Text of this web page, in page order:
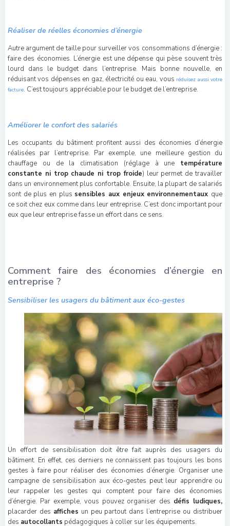
Réaliser de réelles économies d’énergie
Autre argument de taille pour surveiller vos consommations d’énergie :
faire des économies. L’énergie est une dépense qui pèse souvent très
lourd dans le budget dans l’entreprise. Mais bonne nouvelle, en
réduisant vos dépenses en gaz, électricité ou eau, vous réduisez aussi votre
facture. C’est toujours appréciable pour le budget de l’entreprise.
Améliorer le confort des salariés
Les occupants du bâtiment profitent aussi des économies d’énergie
réalisées par l’entreprise. Par exemple, une meilleure gestion du
chauffage ou de la climatisation (réglage à une température
constante ni trop chaude ni trop froide) leur permet de travailler
dans un environnement plus confortable. Ensuite, la plupart de salariés
sont de plus en plus sensibles aux enjeux environnementaux que
ce soit chez eux comme dans leur entreprise. C’est donc important pour
eux que leur entreprise fasse un effort dans ce sens.
Comment faire des économies d’énergie en
entreprise ?
Sensibiliser les usagers du bâtiment aux éco-gestes
Un effort de sensibilisation doit être fait auprès des usagers du
bâtiment. En effet, ces derniers ne connaissent pas toujours les bons
gestes à faire pour réaliser des économies d’énergie. Organiser une
campagne de sensibilisation aux éco-gestes peut leur apprendre ou
leur rappeler les gestes qui comptent pour faire des économies
d’énergie. Par exemple, vous pouvez organiser des défis ludiques,
placarder des affiches un peu partout dans l’entreprise ou distribuer
des autocollants pédagogiques à coller sur les équipements.